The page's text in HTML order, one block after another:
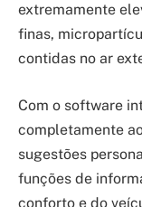
extremamente
finas,
contidas no ar
Com o software
completamente
sugestões
funções de
conforto e do